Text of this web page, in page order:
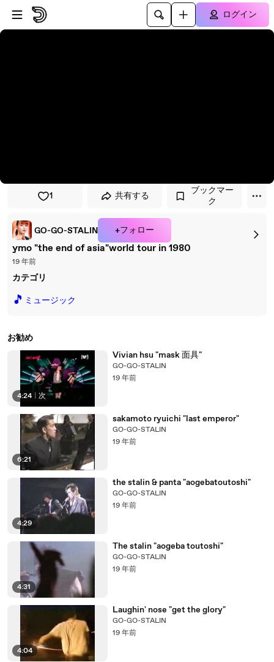
プレイヤーにスキップ
メインコンテンツにスキップ
ログイン
1 共有する
ブックマー
ク
GO-GO-STALIN +フォロー
ymo "the end of asia"world tour in 1980
19 年前
カテゴリ
🎵 ミュージック
お勧め
4:24 次
Vivian hsu "mask 面具"
GO-GO-STALIN
19 年前
6:21
sakamoto ryuichi "last emperor"
GO-GO-STALIN
19 年前
4:29
the stalin & panta "aogebatoutoshi"
GO-GO-STALIN
19 年前
4:31
The stalin "aogeba toutoshi"
GO-GO-STALIN
19 年前
4:04
Laughin' nose "get the glory"
GO-GO-STALIN
19 年前